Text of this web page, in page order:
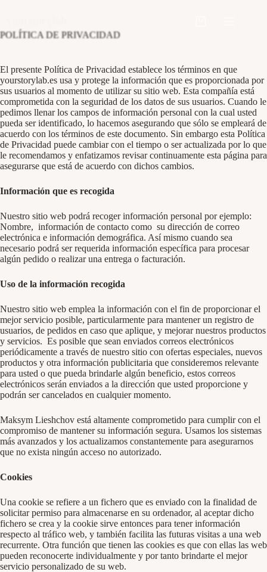
POLÍTICA DE PRIVACIDAD
El presente Política de Privacidad establece los términos en que
yourstorylab.es usa y protege la información que es proporcionada por
sus usuarios al momento de utilizar su sitio web. Esta compañía está
comprometida con la seguridad de los datos de sus usuarios. Cuando le
pedimos llenar los campos de información personal con la cual usted
pueda ser identificado, lo hacemos asegurando que sólo se empleará de
acuerdo con los términos de este documento. Sin embargo esta Política
de Privacidad puede cambiar con el tiempo o ser actualizada por lo que
le recomendamos y enfatizamos revisar continuamente esta página para
asegurarse que está de acuerdo con dichos cambios.
Información que es recogida
Nuestro sitio web podrá recoger información personal por ejemplo:
Nombre, información de contacto como su dirección de correo
electrónica e información demográfica. Así mismo cuando sea
necesario podrá ser requerida información específica para procesar
algún pedido o realizar una entrega o facturación.
Uso de la información recogida
Nuestro sitio web emplea la información con el fin de proporcionar el
mejor servicio posible, particularmente para mantener un registro de
usuarios, de pedidos en caso que aplique, y mejorar nuestros productos
y servicios. Es posible que sean enviados correos electrónicos
periódicamente a través de nuestro sitio con ofertas especiales, nuevos
productos y otra información publicitaria que consideremos relevante
para usted o que pueda brindarle algún beneficio, estos correos
electrónicos serán enviados a la dirección que usted proporcione y
podrán ser cancelados en cualquier momento.
Maksym Lieshchov está altamente comprometido para cumplir con el
compromiso de mantener su información segura. Usamos los sistemas
más avanzados y los actualizamos constantemente para asegurarnos
que no exista ningún acceso no autorizado.
Cookies
Una cookie se refiere a un fichero que es enviado con la finalidad de
solicitar permiso para almacenarse en su ordenador, al aceptar dicho
fichero se crea y la cookie sirve entonces para tener información
respecto al tráfico web, y también facilita las futuras visitas a una web
recurrente. Otra función que tienen las cookies es que con ellas las web
pueden reconocerte individualmente y por tanto brindarte el mejor
servicio personalizado de su web.